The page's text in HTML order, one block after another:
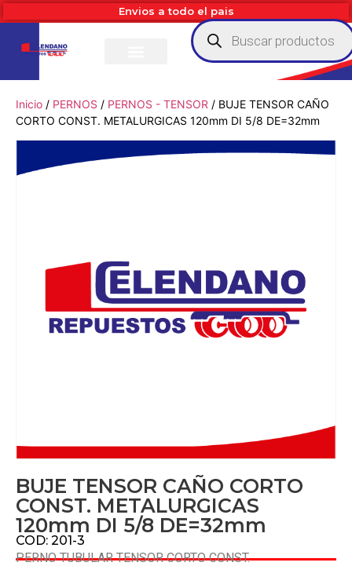
Envios a todo el pais
Inicio / PERNOS / PERNOS - TENSOR / BUJE TENSOR CAÑO
CORTO CONST. METALURGICAS 120mm DI 5/8 DE=32mm
BUJE TENSOR CAÑO CORTO
CONST. METALURGICAS
120mm DI 5/8 DE=32mm
COD: 201-3
PERNO TUBULAR TENSOR CORTO CONST.